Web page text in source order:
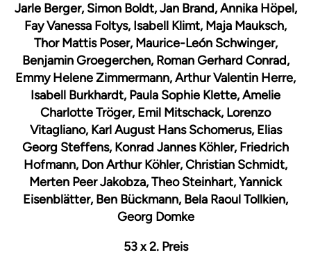
Jarle Berger, Simon Boldt, Jan Brand, Annika Höpel,
Fay Vanessa Foltys, Isabell Klimt, Maja Mauksch,
Thor Mattis Poser, Maurice-León Schwinger,
Benjamin Groegerchen, Roman Gerhard Conrad,
Emmy Helene Zimmermann, Arthur Valentin Herre,
Isabell Burkhardt, Paula Sophie Klette, Amelie
Charlotte Tröger, Emil Mitschack, Lorenzo
Vitagliano, Karl August Hans Schomerus, Elias
Georg Steffens, Konrad Jannes Köhler, Friedrich
Hofmann, Don Arthur Köhler, Christian Schmidt,
Merten Peer Jakobza, Theo Steinhart, Yannick
Eisenblätter, Ben Bückmann, Bela Raoul Tollkien,
Georg Domke
53 x 2. Preis